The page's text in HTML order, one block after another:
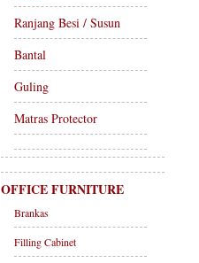
Ranjang Besi / Susun
Bantal
Guling
Matras Protector
OFFICE FURNITURE
Brankas
Filling Cabinet